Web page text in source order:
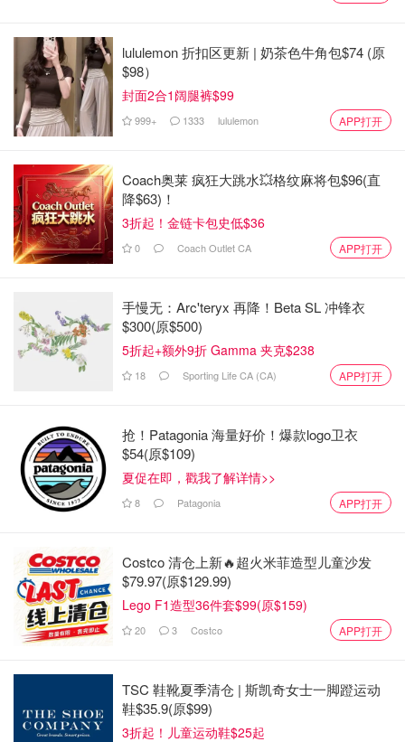
宗馥莉一方主要质疑香港高院引用《高等法院条例》第21M
条冻结资产的合法性，提出了五个理由。但法官逐条回应
后，认为案件依旧属于“严重的待审判和充分的争论案例”，
因此驳回申请。
不过，判决书也释放了一个新的信号：“暂时搁置披露令”。
原本宗馥莉必须立刻交代汇丰账户余额和资金流向；
现在，高院允许她暂时不用披露，等她进一步向上诉法
院申请许可。
官司还远没结束
这份判决透露了两个重点：宗馥莉方仍会继续上诉，案件还
在拉锯中；她暂时不用交代汇丰账户的细节，但最终能否彻
换句话说，这场涉及娃哈哈巨额资产的家族纠纷，离真正尘
埃落定，恐怕还有得打。
lululemon 折扣区更新 | 奶茶色牛角包$74 (原
$98）
封面2合1阔腿裤$99
999+ 1333 lululemon APP打开
Coach奥莱 疯狂大跳水💥格纹麻将包$96(直
降$63)！
3折起！金链卡包史低$36
0 Coach Outlet CA APP打开
手慢无：Arc'teryx 再降！Beta SL 冲锋衣
$300(原$500)
5折起+额外9折 Gamma 夹克$238
18 Sporting Life CA (CA) APP打开
抢！Patagonia 海量好价！爆款logo卫衣
$54(原$109)
夏促在即，戳我了解详情>>
8 Patagonia APP打开
Costco 清仓上新🔥超火米菲造型儿童沙发
$79.97(原$129.99)
Lego F1造型36件套$99(原$159)
20 3 Costco APP打开
TSC 鞋靴夏季清仓 | 斯凯奇女士一脚蹬运动
鞋$35.9(原$99)
3折起！儿童运动鞋$25起